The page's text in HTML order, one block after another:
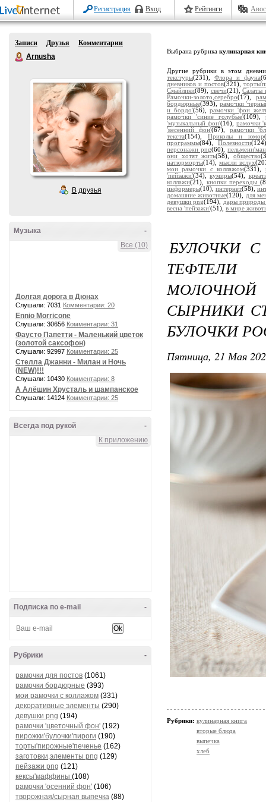
Регистрация Вход Рейтинги
Записи Друзья
Комментарии
Arnusha
В друзья
-
Музыка
Все (10)
Долгая дорога в Дюнах
Слушали: 7031 Комментарии: 20
Ennio Morricone
Слушали: 30656 Комментарии: 31
Фаусто Папетти - Маленький цветок
(золотой саксофон)
Слушали: 92997 Комментарии: 25
Стелла Джанни - Милан и Ночь
(NEW)!!!
Слушали: 10430 Комментарии: 8
А Алёшин Хрусталь и шампанское
Слушали: 14124 Комментарии: 25
-
Всегда под рукой
К приложению
-
Подписка по e-mail
-
Рубрики
рамочки для постов (1061)
рамочки бордюрные (393)
мои рамочки с коллажом (331)
декоративные элементы (290)
девушки png (194)
рамочки 'цветочный фон' (192)
пирожки'булочки'пироги (190)
торты'пирожные'печенье (162)
заготовки,элементы png (129)
пейзажи png (121)
кексы'маффины (108)
рамочки 'осенний фон' (106)
творожная/сырная выпечка (88)
Выбрана рубрика кулинарная
Другие рубрики в этом
текстуры(231), Флора и фауна
дневников и постов(321),
Смайлики(89), свечи(21),Салаты
Рамочки-золото,серебро(17),
бордюрные(393), рамочки
и бордо'(56),рамочки 'фон
рамочки 'синие голубые'(109),
'музыкальный фон'(16), рамочки
'весенний фон'(67), рамочки
текста(154), Приколы и юмор
программы(84),Полезности
персонажи png(60),
они хотят жить(58), общество
натюрморты(14),мысли вслух
мои рамочки с коллажом(331),
'пейзажи'(34),кумиры(54),
коллажи(21), кнопки переходы
информеры(10), интернет(58),
домашние животные(120),
для
девушки png(194),
дары природы
весна 'пейзажи'(51), в мире
БУЛОЧКИ
СЫРНИКИ
БУЛОЧКИ
Пятница, 21 Мая
Рубрики: кулинарная книга
вторые блюда
выпечка
хлеб